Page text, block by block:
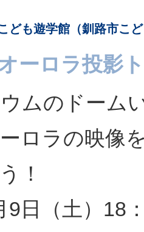
ども遊学館（釧路市こ
ーロラ投影
ムのドーム
ロラの映像
！
9日（土）